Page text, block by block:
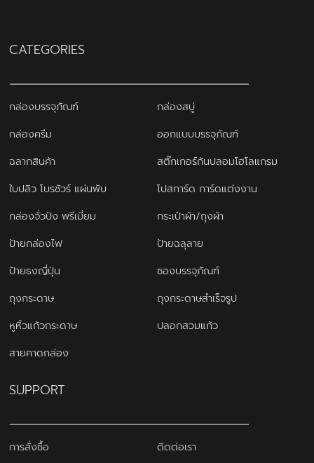
CATEGORIES
กล่องบรรจุภัณฑ์
กล่องสบู่
กล่องครีม
ออกแบบบรรจุภัณฑ์
ฉลากสินค้า
สติ๊กเกอร์กันปลอมโฮโลแกรม
ใบปลิว โบรชัวร์ แผ่นพับ
โปสการ์ด การ์ดแต่งงาน
กล่องจั่วปัง พรีเมี่ยม
กระเป๋าผ้า/ถุงผ้า
ป้ายกล่องไฟ
ป้ายฉลุลาย
ป้ายธงญี่ปุ่น
ซองบรรจุภัณฑ์
ถุงกระดาษ
ถุงกระดาษสำเร็จรูป
หูหิ้วแก้วกระดาษ
ปลอกสวมแก้ว
สายคาดกล่อง
SUPPORT
การสั่งซื้อ ติดต่อเรา